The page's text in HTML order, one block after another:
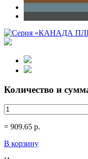
Количество и
= 909.65 р.
В корзину